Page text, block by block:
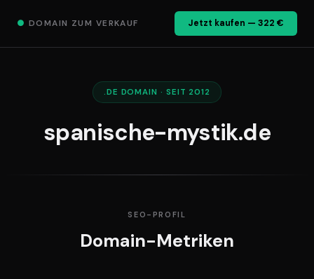
● DOMAIN ZUM VERKAUF Jetzt kaufen — 322 €
.DE DOMAIN · SEIT 2012
spanische-mystik.de
SEO-PROFIL
Domain-Metriken